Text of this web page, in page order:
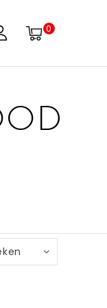
0